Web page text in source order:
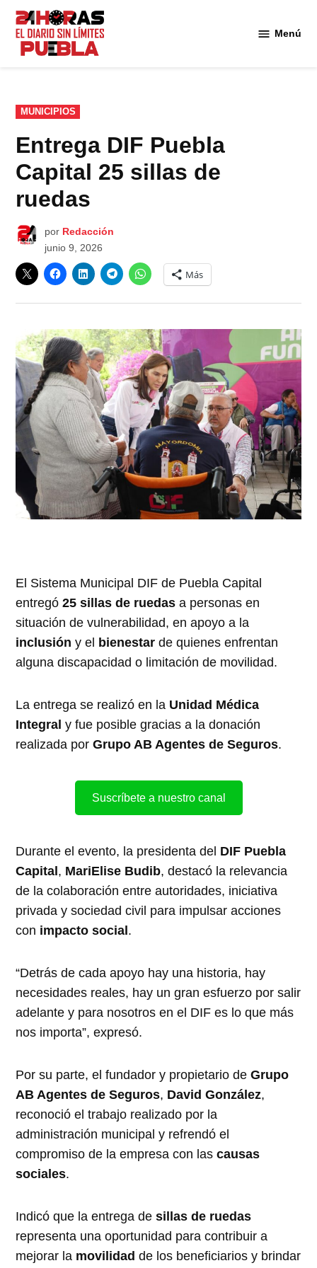
Saltar
contenido
Menú
PUBLICADO
EN
MUNICIPIOS
Entrega DIF Puebla
Capital 25 sillas de
ruedas
por Redacción
junio 9, 2026
Más
El Sistema Municipal DIF de Puebla Capital
entregó25 sillas de ruedas a personas en
situación de vulnerabilidad, en apoyo a la
inclusión y el bienestar de quienes enfrentan
alguna discapacidad o limitación de movilidad.
La entrega se realizó en la Unidad Médica
Integral y fue posible gracias a la donación
realizada porGrupo AB Agentes de Seguros.
Suscríbete a nuestro canal
Durante el evento, la presidenta del DIF Puebla
Capital, MariElise Budib, destacó la relevancia
de la colaboración entre autoridades, iniciativa
privada y sociedad civil para impulsar acciones
con impacto social.
“Detrás de cada apoyo hay una historia, hay
necesidades reales, hay un gran esfuerzo por salir
adelante y para nosotros en el DIF es lo que más
nos importa”, expresó.
Por su parte, el fundador y propietario deGrupo
AB Agentes de Seguros, David González,
reconoció el trabajo realizado por la
administración municipal y refrendó el
compromiso de la empresa con lascausas
sociales.
Indicó que la entrega desillas de ruedas
representa una oportunidad para contribuir a
mejorar la movilidad de los beneficiarios y brindar